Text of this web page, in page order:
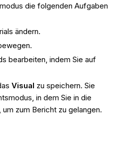
die folgenden Aufgaben
ändern.
bearbeiten, indem Sie auf
Visual zu speichern. Sie
in dem Sie in die
zum Bericht zu gelangen.